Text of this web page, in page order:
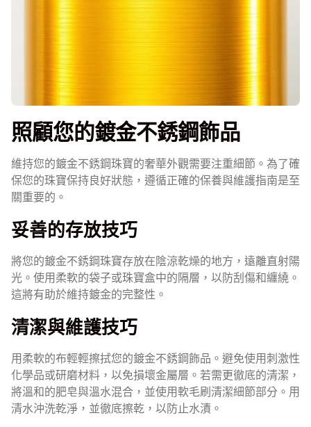
照顧您的鍍金不銹鋼飾品
維持您的鍍金不銹鋼珠寶的奢華外觀需要注重細節。為了確
保您的珠寶保持良好狀態，遵循正確的保養與維護指南是至
關重要的。
妥善的存放技巧
將您的鍍金不銹鋼珠寶存放在陰涼乾燥的地方，遠離直射陽
光。使用柔軟的袋子或珠寶盒中的隔層，以防刮傷和纏繞。
這將有助於維持鍍金的完整性。
清潔與維護技巧
用柔軟的布輕輕擦拭您的鍍金不銹鋼飾品。避免使用刺激性
化學品或研磨材料，以免損壞金屬層。若需更徹底的清潔，
將溫和的肥皂與溫水混合，並使用軟毛刷清潔細節部分。用
清水沖洗乾淨，並徹底擦乾，以防止水漬。